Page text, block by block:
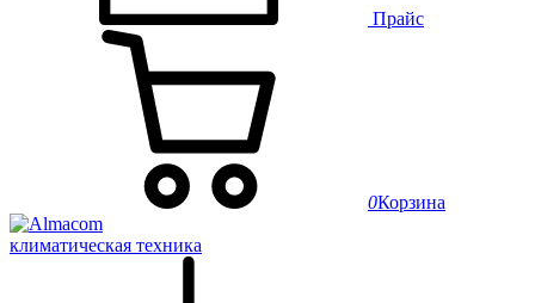
Прайс
0Корзина
климатическая техника